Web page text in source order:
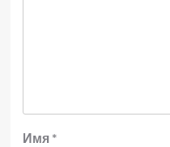
Имя *